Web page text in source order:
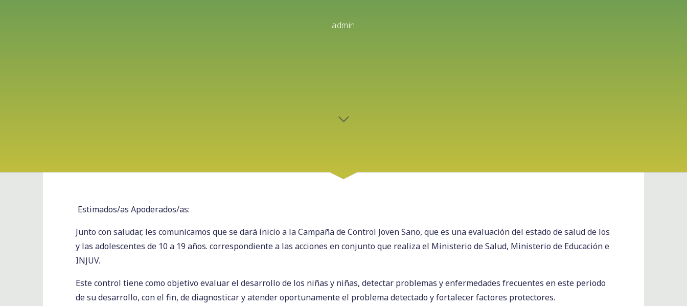
admin
Estimados/as Apoderados/as:
Junto con saludar, les comunicamos quese dará inicio a la Campaña de Control Joven Sano, que es una evaluación del estado de salud de los
y las adolescentes de 10 a 19 años. correspondiente a las acciones en conjunto que realiza el Ministerio de Salud, Ministerio de Educación e
INJUV.
Este control tiene como objetivo evaluar el desarrollo de los niñas y niñas, detectar problemas y enfermedades frecuentes en este periodo
de su desarrollo, con el fin, de diagnosticar y atender oportunamente el problema detectado y fortalecer factores protectores.